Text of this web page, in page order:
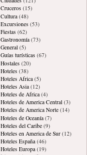
Cruceros (15)
Cultura (48)
Excursiones (53)
Fiestas (62)
Gastronomía (73)
General (5)
Guías turísticas (67)
Hostales (20)
Hoteles (38)
Hoteles Africa (5)
Hoteles Asia (12)
Hoteles de Africa (4)
Hoteles de America Central (3)
Hoteles de America Norte (14)
Hoteles de Oceanía (7)
Hoteles del Caribe (9)
Hoteles en America de Sur (12)
Hoteles España (46)
Hoteles Europa (19)